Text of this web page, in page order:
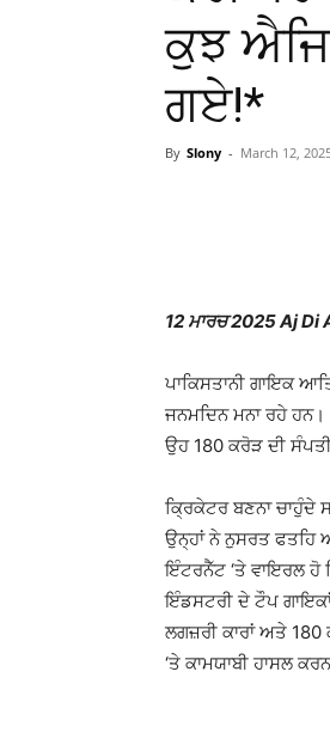
ਕੁਝ
ਗਏ!*
By Slony - March 12,
12 ਮਾਰਚ 2025 Aj Di
ਪਾਕਿਸਤਾਨੀ ਗਾਇਕ
ਜਨਮਦਿਨ ਮਨਾ ਰਹੇ ਹਨ।
ਉਹ 180 ਕਰੋੜ ਦੀ
ਕ੍ਰਿਕੇਟਰ ਬਣਨਾ
ਉਨ੍ਹਾਂ ਨੇ ਨੁਸਰਤ ਫਤਹਿ
ਇੰਟਰਨੈੱਟ ‘ਤੇ ਵਾਇਰਲ ਹੋ
ਇੰਡਸਟਰੀ ਦੇ ਟੌਪ ਗਾਇਕਾਂ
ਲਗਜ਼ਰੀ
‘ਤੇ ਕਾਮਯਾਬੀ ਹਾਸਲ